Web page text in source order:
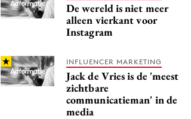
De wereld is niet meer
alleen vierkant voor
Instagram
INFLUENCER MARKETING
Jack de Vries is de 'meest
zichtbare
communicatieman' in de
media